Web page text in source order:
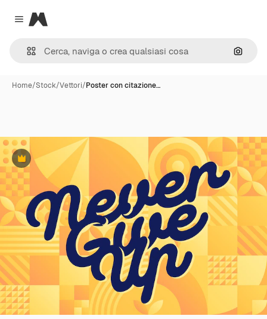
Close menu
Magnific
Cerca
Home/Stock/Vettori/Poster con citazione…
Premium